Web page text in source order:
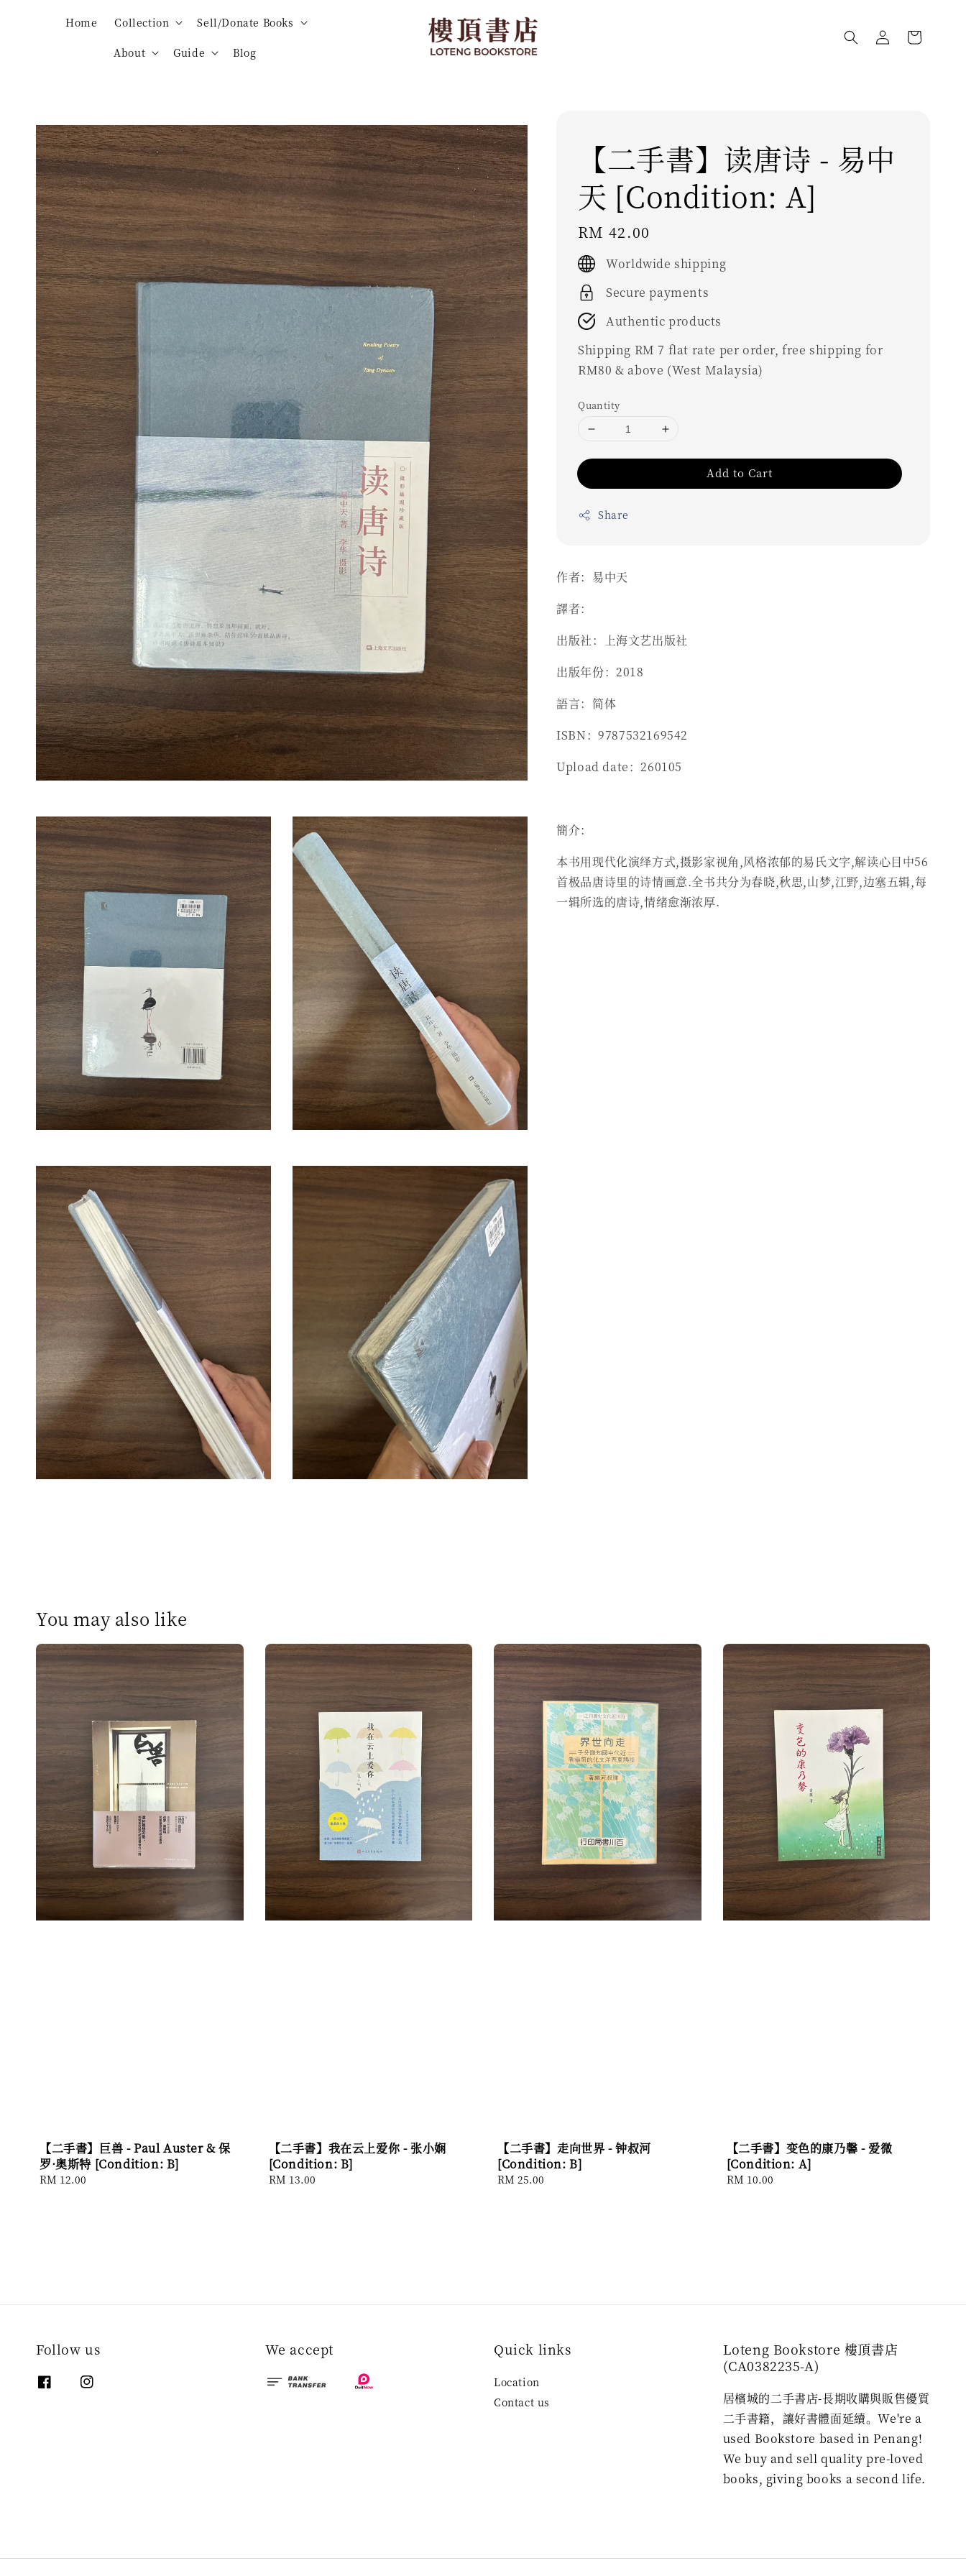
Home Collection Sell/Donate Books
About Guide Blog
【二手書】读唐诗 - 易中
天 [Condition: A]
Regular
price
RM 42.00
Worldwide shipping
Secure payments
Authentic products
Shipping RM 7 flat rate per order, free shipping for
RM80 & above (West Malaysia)
Quantity
Add to Cart
Share
作者：易中天
譯者：
出版社：上海文艺出版社
出版年份：2018
語言：简体
ISBN：9787532169542
Upload date：260105
簡介：
本书用现代化演绎方式,摄影家视角,风格浓郁的易氏文字,解读心目中56
首极品唐诗里的诗情画意.全书共分为春晓,秋思,山梦,江野,边塞五辑,每
一辑所选的唐诗,情绪愈渐浓厚.
You may also like
【二手書】巨兽 - Paul Auster & 保
罗·奥斯特 [Condition: B]
Regular
RM 12.00
【二手書】我在云上爱你 - 张小娴
[Condition: B]
Regular
RM 13.00
【二手書】走向世界 - 钟叔河
[Condition: B]
Regular
RM 25.00
【二手書】变色的康乃馨 - 爱微
[Condition: A]
Regular
RM 10.00
Follow us We accept Quick links
Location
Contact us
Loteng Bookstore 樓頂書店
(CA0382235-A)
居檳城的二手書店-長期收購與販售優質
二手書籍，讓好書體面延續。We're a
used Bookstore based in Penang!
We buy and sell quality pre-loved
books, giving books a second life.